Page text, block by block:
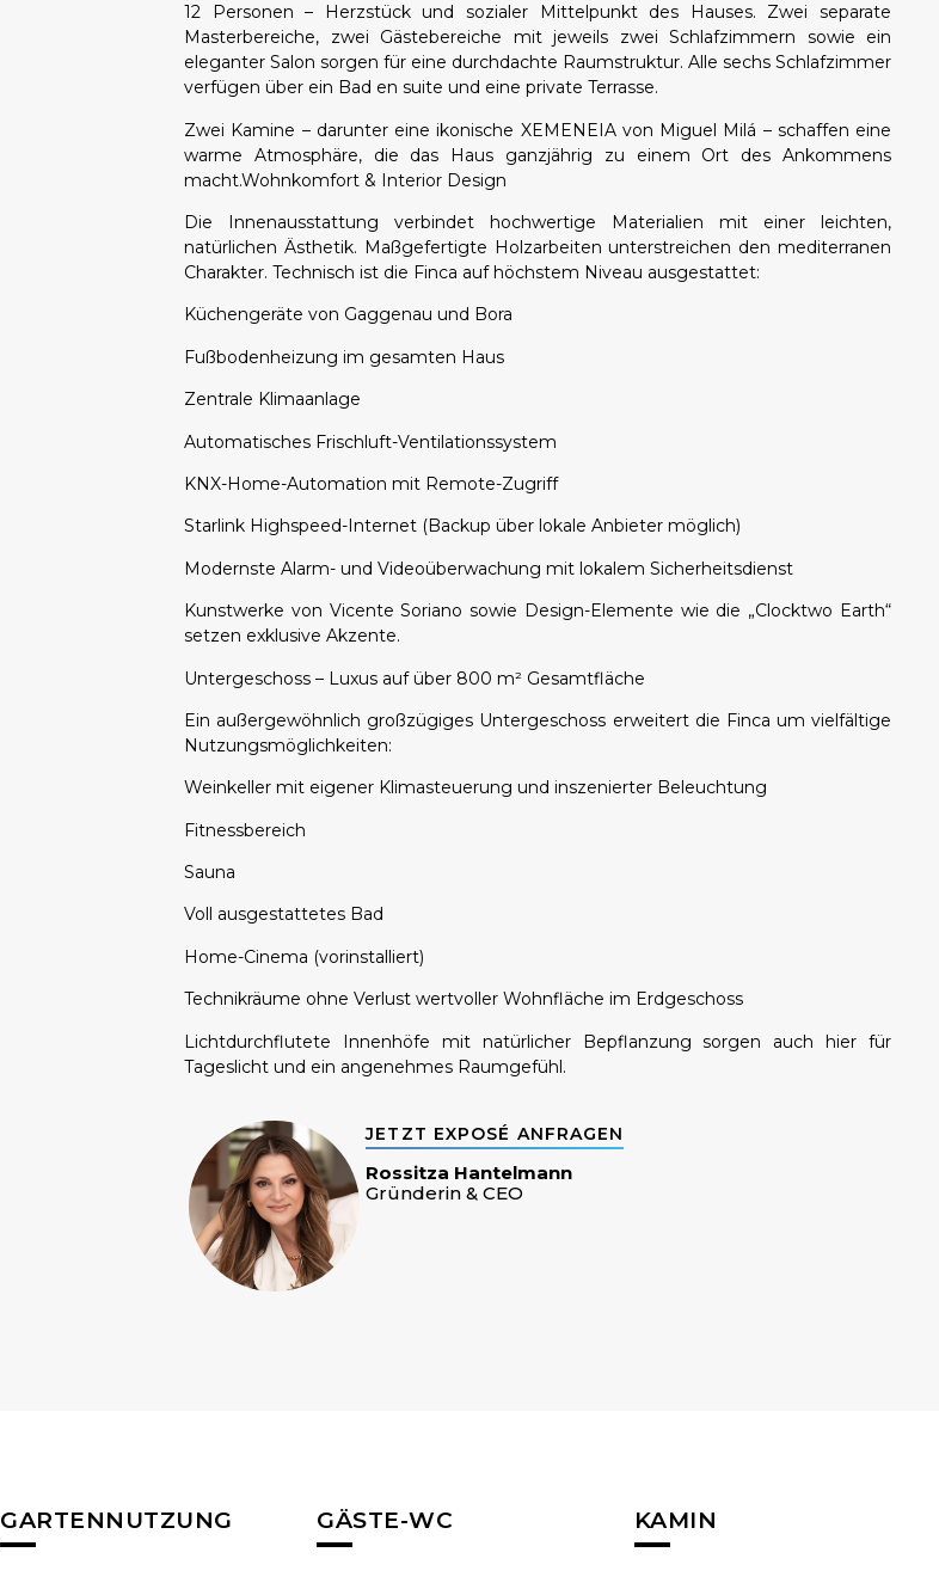
12 Personen – Herzstück und sozialer Mittelpunkt des Hauses. Zwei separate
Masterbereiche, zwei Gästebereiche mit jeweils zwei Schlafzimmern sowie ein
eleganter Salon sorgen für eine durchdachte Raumstruktur. Alle sechs Schlafzimmer
verfügen über ein Bad en suite und eine private Terrasse.
Zwei Kamine – darunter eine ikonische XEMENEIA von Miguel Milá – schaffen eine
warme Atmosphäre, die das Haus ganzjährig zu einem Ort des Ankommens
macht.Wohnkomfort & Interior Design
Die Innenausstattung verbindet hochwertige Materialien mit einer leichten,
natürlichen Ästhetik. Maßgefertigte Holzarbeiten unterstreichen den mediterranen
Charakter. Technisch ist die Finca auf höchstem Niveau ausgestattet:
Küchengeräte von Gaggenau und Bora
Fußbodenheizung im gesamten Haus
Zentrale Klimaanlage
Automatisches Frischluft-Ventilationssystem
KNX-Home-Automation mit Remote-Zugriff
Starlink Highspeed-Internet (Backup über lokale Anbieter möglich)
Modernste Alarm- und Videoüberwachung mit lokalem Sicherheitsdienst
Kunstwerke von Vicente Soriano sowie Design-Elemente wie die „Clocktwo Earth“
setzen exklusive Akzente.
Untergeschoss – Luxus auf über 800 m² Gesamtfläche
Ein außergewöhnlich großzügiges Untergeschoss erweitert die Finca um vielfältige
Nutzungsmöglichkeiten:
Weinkeller mit eigener Klimasteuerung und inszenierter Beleuchtung
Fitnessbereich
Sauna
Voll ausgestattetes Bad
Home-Cinema (vorinstalliert)
Technikräume ohne Verlust wertvoller Wohnfläche im Erdgeschoss
Lichtdurchflutete Innenhöfe mit natürlicher Bepflanzung sorgen auch hier für
Tageslicht und ein angenehmes Raumgefühl.
JETZT EXPOSÉ ANFRAGEN
Rossitza Hantelmann
Gründerin & CEO
GARTENNUTZUNG GÄSTE-WC KAMIN